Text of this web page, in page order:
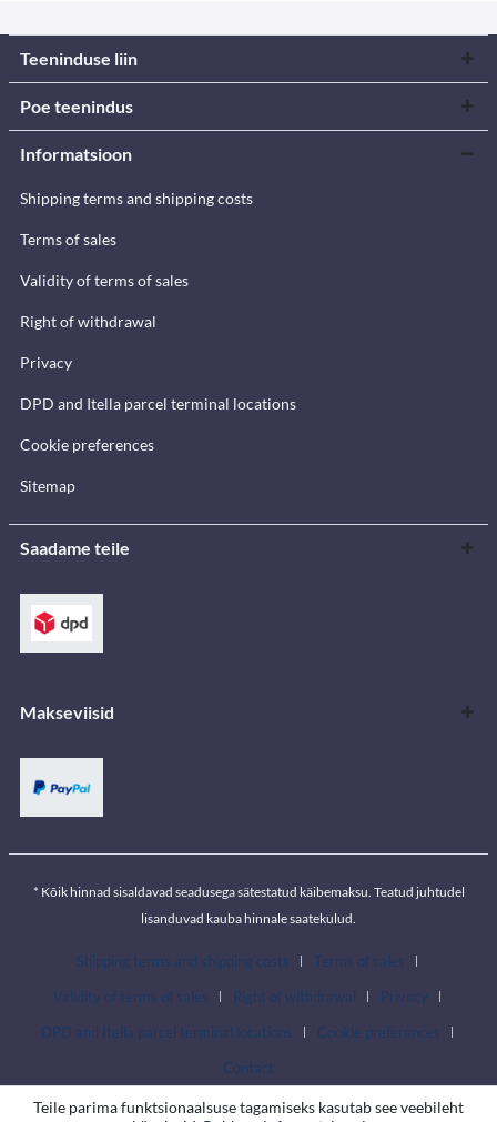
Teeninduse liin
Poe teenindus
Informatsioon
Shipping terms and shipping costs
Terms of sales
Validity of terms of sales
Right of withdrawal
Privacy
DPD and Itella parcel terminal locations
Cookie preferences
Sitemap
Saadame teile
Makseviisid
* Kõik hinnad sisaldavad seadusega sätestatud käibemaksu. Teatud juhtudel
lisanduvad kauba hinnale saatekulud.
Shipping terms and shipping costs
Terms of sales
Validity of terms of sales
Right of withdrawal
Privacy
DPD and Itella parcel terminal locations
Cookie preferences
Contact
Teile parima funktsionaalsuse tagamiseks kasutab see veebileht